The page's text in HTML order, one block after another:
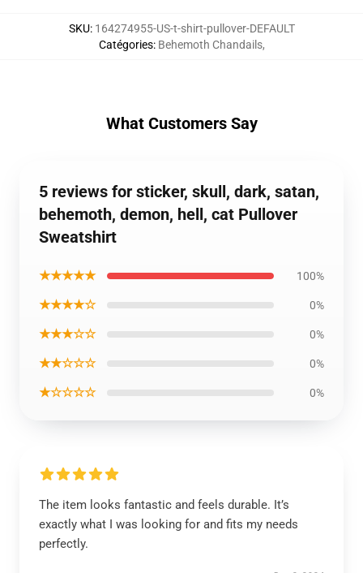
SKU: 164274955-US-t-shirt-pullover-DEFAULT
Catégories: Behemoth Chandails,
What Customers Say
5 reviews for sticker, skull, dark, satan,
behemoth, demon, hell, cat Pullover
Sweatshirt
★★★★★ 100%
★★★★☆ 0%
★★★☆☆ 0%
★★☆☆☆ 0%
★☆☆☆☆ 0%
The item looks fantastic and feels durable. It’s
exactly what I was looking for and fits my needs
perfectly.